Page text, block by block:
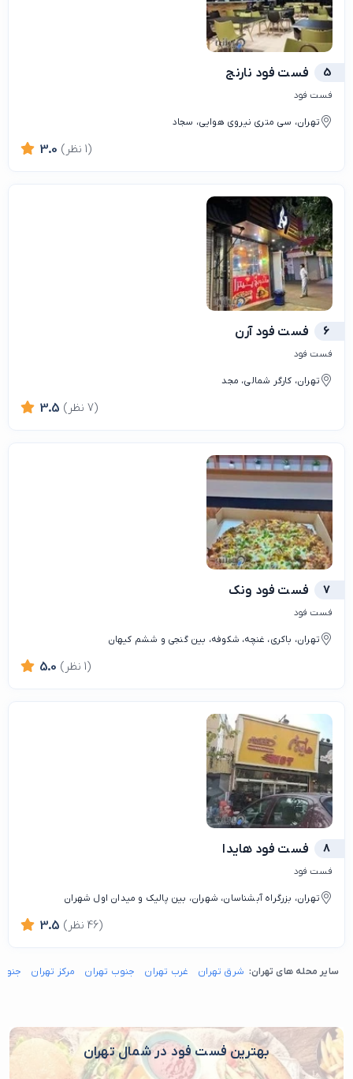
5 فست فود نارنج
فست فود
تهران، سی متری نیروی هوایی، سجاد
3.0 (1 نظر)
6 فست فود آرن
فست فود
تهران، کارگر شمالی، مجد
3.5 (7 نظر)
7 فست فود ونک
فست فود
تهران، باکری، غنچه، شکوفه، بین گنجی و ششم کیهان
5.0 (1 نظر)
8 فست فود هایدا
فست فود
تهران، بزرگراه آبشناسان، شهران، بین پالیک و میدان اول شهران
3.5 (46 نظر)
سایر محله های تهران: شرق تهران غرب تهران جنوب تهران مرکز تهران
بهترین فست فود در شمال تهران